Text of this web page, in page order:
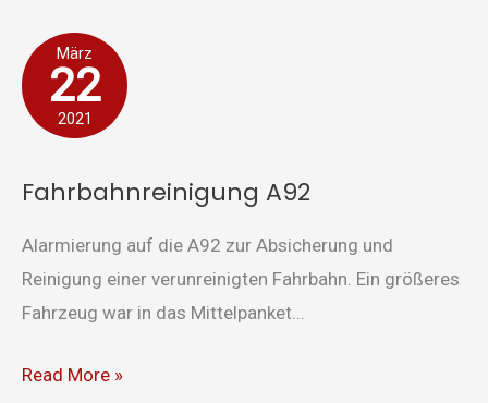
März
22
2021
Fahrbahnreinigung A92
Alarmierung auf die A92 zur Absicherung und
Reinigung einer verunreinigten Fahrbahn. Ein größeres
Fahrzeug war in das Mittelpanket...
Fahrbahnreinigung
A92
Read More »